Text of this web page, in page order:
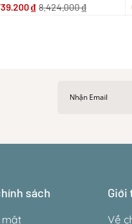
₫ 8.424.000₫
sách
mật
Giới
Về